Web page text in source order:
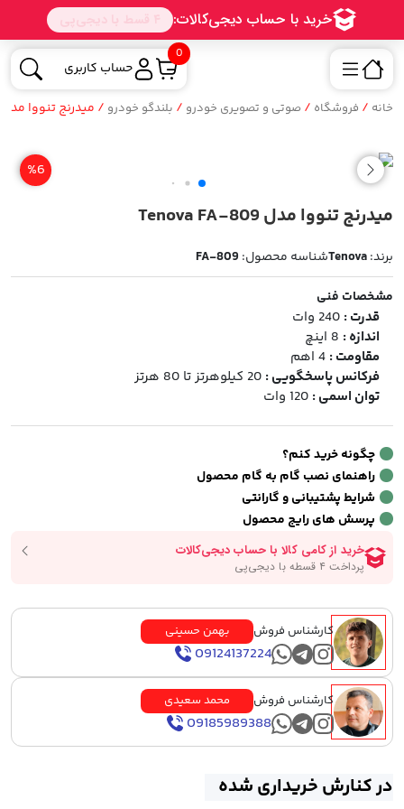
0
حساب کاربری
خانه / فروشگاه / صوتی و تصویری خودرو / بلندگو خودرو / میدرنج تنووا مدل Tenova FA-809
%6
میدرنج تنووا مدل Tenova FA-809
برند:Tenovaشناسه محصول: FA-809
مشخصات فنی
قدرت : 240 وات
اندازه : 8 اینچ
مقاومت : 4 اهم
فرکانس پاسخگویی : 20 کیلوهرتز تا 80 هرتز
توان اسمی : 120 وات
چگونه خرید کنم؟
راهنمای نصب گام به گام محصول
شرایط پشتیبانی و گارانتی
پرسش های رایج محصول
کارشناس فروش بهمن حسینی
09124137224
کارشناس فروش محمد سعیدی
09185989388
در کنارش خریداری شده